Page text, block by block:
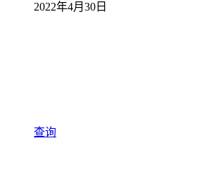
2022年4月30日
查询